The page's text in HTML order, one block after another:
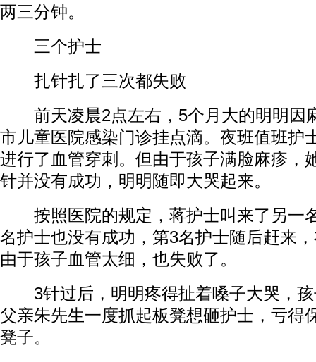
两三分钟。
三个护士
扎针扎了三次都失败
前天凌晨2点左右，5个月大的明明因
市儿童医院感染门诊挂点滴。夜班值班护
进行了血管穿刺。但由于孩子满脸麻疹，
针并没有成功，明明随即大哭起来。
按照医院的规定，蒋护士叫来了另一
名护士也没有成功，第3名护士随后赶来
由于孩子血管太细，也失败了。
3针过后，明明疼得扯着嗓子大哭，孩
父亲朱先生一度抓起板凳想砸护士，亏得
凳子。